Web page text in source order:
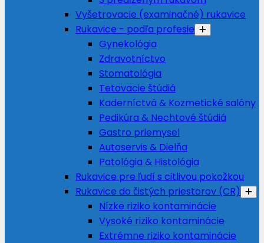
Vyšetrovacie (examinačné) rukavice
Rukavice - podľa profesie
Gynekológia
Zdravotníctvo
Stomatológia
Tetovacie štúdiá
Kaderníctvá & Kozmetické salóny
Pedikúra & Nechtové štúdiá
Gastro priemysel
Autoservis & Dielňa
Patológia & Histológia
Rukavice pre ľudí s citlivou pokožkou
Rukavice do čistých priestorov (CR)
Nízke riziko kontaminácie
Vysoké riziko kontaminácie
Extrémne riziko kontaminácie